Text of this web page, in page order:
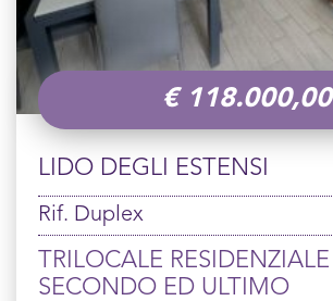
€118.000,00
LIDO DEGLI ESTENSI
Rif. Duplex
SECONDO ED ULTIMO